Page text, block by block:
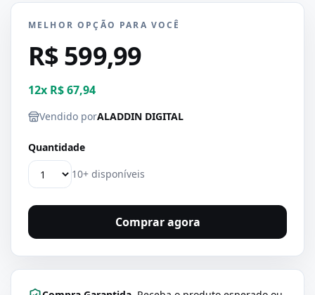
MELHOR OPÇÃO PARA VOCÊ
R$ 599,99
12x R$ 67,94
Vendido porALADDIN DIGITAL
Quantidade
10+ disponíveis
Comprar agora